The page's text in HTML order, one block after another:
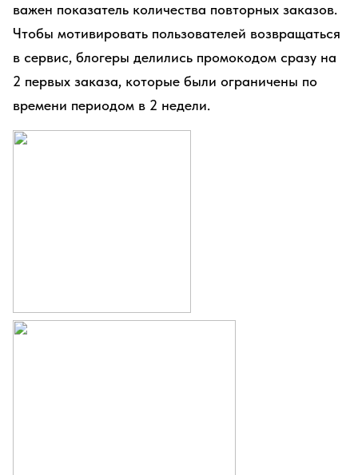
важен показатель количества повторных заказов.
Чтобы мотивировать пользователей возвращаться
в сервис, блогеры делились промокодом сразу на
2 первых заказа, которые были ограничены по
времени периодом в 2 недели.